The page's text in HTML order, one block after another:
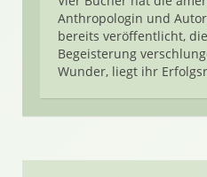
Anthropologin und
bereits veröffentlicht,
Begeisterung
Wunder, liegt ihr